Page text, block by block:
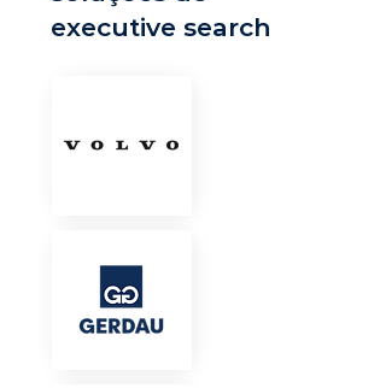
executive search